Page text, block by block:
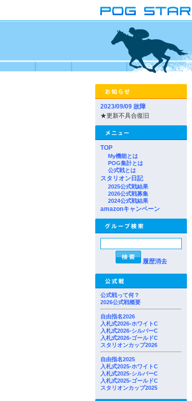
2023/09/09 故障
★更新不具合復旧
TOP
My機能とは
POG集計とは
公式戦とは
スタリオン日記
2025公式戦結果
2026公式戦募集
2024公式戦結果
amazonキャンペーン
履歴消去
公式戦って何？
2026公式戦概要
自由指名2026
入札式2026-ホワイトC
入札式2026-シルバーC
入札式2026-ゴールドC
スタリオンカップ2026
自由指名2025
入札式2025-ホワイトC
入札式2025-シルバーC
入札式2025-ゴールドC
スタリオンカップ2025